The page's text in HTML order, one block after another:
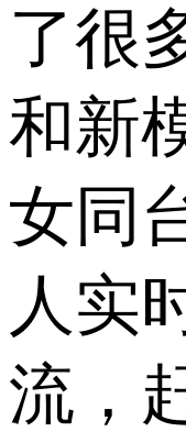
了很
和新
女同
人实
流，